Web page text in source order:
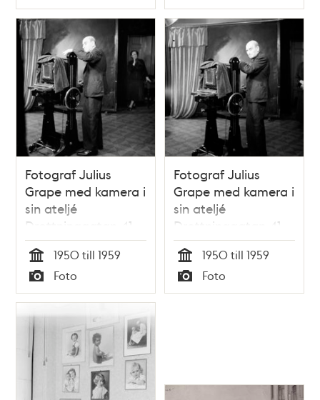
Typ Typ
Fotograf Julius
Grape med kamera i
sin ateljé
Drottninggatan 41
Tid
1950 till 1959
Typ
Foto
Fotograf Julius
Grape med kamera i
sin ateljé
Drottninggatan 41
Tid
1950 till 1959
Typ
Foto